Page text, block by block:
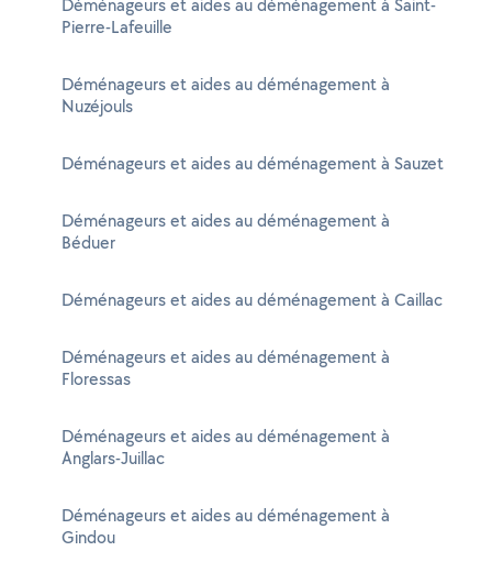
Déménageurs et aides au déménagement à Saint-
Pierre-Lafeuille
Déménageurs et aides au déménagement à
Nuzéjouls
Déménageurs et aides au déménagement à Sauzet
Déménageurs et aides au déménagement à
Béduer
Déménageurs et aides au déménagement à Caillac
Déménageurs et aides au déménagement à
Floressas
Déménageurs et aides au déménagement à
Anglars-Juillac
Déménageurs et aides au déménagement à
Gindou